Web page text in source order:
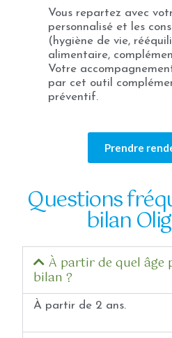
Vous repartez avec
personnalisé et les
(hygiène de vie,
alimentaire,
Votre
par cet outil
préventif.
Prendre
Questions
bilan
À partir de quel âge
bilan ?
À partir de 2 ans.